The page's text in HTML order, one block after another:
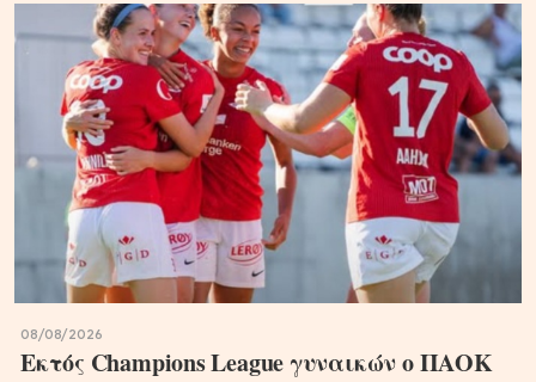
08/08/2026
Εκτός Champions League γυναικών ο ΠΑΟΚ